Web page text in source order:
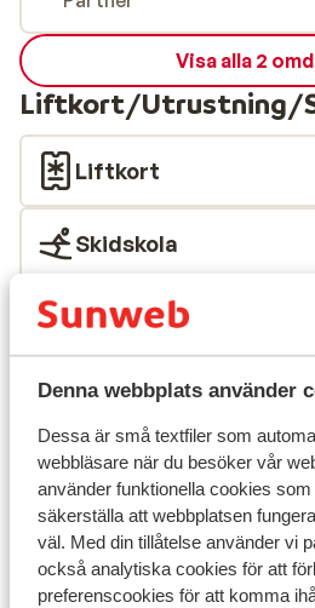
Denna webbplats använder
Dessa är små textfiler som
webbläsare när du besöker vår
använder funktionella cookies
säkerställa att webbplatsen
väl. Med din tillåtelse använder vi
också analytiska cookies för att
preferenscookies för att komma
Visa alla 2
Liftkort/Utrustning/
Liftkort
Skidskola
Utrustning
Andra boenden i
Montivas Lodge
Hotel Lac Salin Spa &
Hotel Margherita